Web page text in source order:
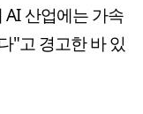
AI 산업에는 가속
"고 경고한 바 있